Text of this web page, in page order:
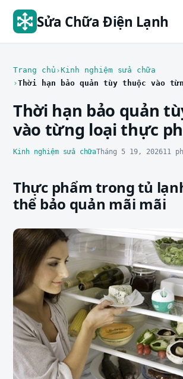
Sửa Chữa Điện Lạnh
Trang chủ Kinh nghiệm sửa chữa
Thời hạn bảo quản
vào từng loại thực
Kinh nghiệm sửa chữaTháng 5 19, 202611
Thực phẩm trong tủ
thể bảo quản mãi mãi